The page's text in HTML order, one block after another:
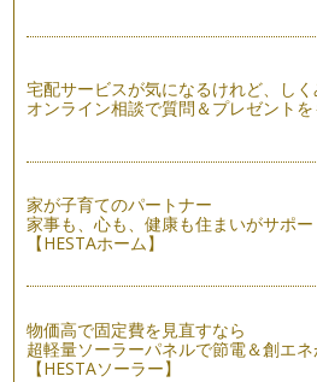
宅配サービスが気になるけれど、しく
オンライン相談で質問＆プレゼントを
家が子育てのパートナー
家事も、心も、健康も住まいがサポー
【HESTAホーム】
物価高で固定費を見直すなら
超軽量ソーラーパネルで節電＆創エ
【HESTAソーラー】